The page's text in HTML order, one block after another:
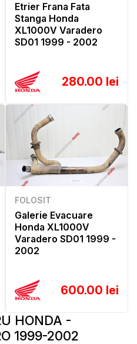
Etrier Frana Fata
Stanga Honda
XL1000V Varadero
SD01 1999 - 2002
280.00 lei
FOLOSIT
Galerie Evacuare
Honda XL1000V
Varadero SD01 1999 -
2002
600.00 lei
HONDA -
1999-2002